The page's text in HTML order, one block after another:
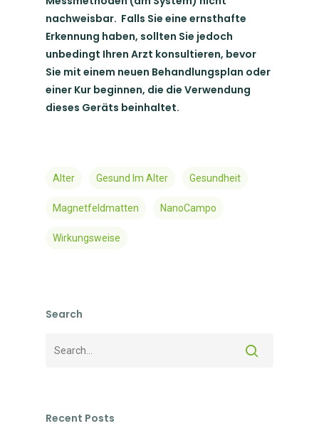
nachweisbar. Falls Sie eine ernsthafte
Erkennung haben, sollten Sie jedoch
unbedingt Ihren Arzt konsultieren, bevor
Sie mit einem neuen Behandlungsplan oder
einer Kur beginnen, die die Verwendung
dieses Geräts beinhaltet.
Alter Gesund Im Alter Gesundheit
Magnetfeldmatten NanoCampo
Wirkungsweise
Search
Recent Posts